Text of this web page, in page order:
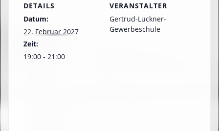
DETAILS
Datum:
22. Februar 2027
Zeit:
19:00 - 21:00
VERANSTALTER
Gertrud-Luckner-
Gewerbeschule